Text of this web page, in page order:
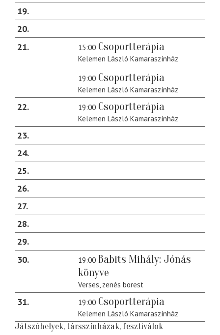
19
20
21
15:00 Csoportterápia
Kelemen László Kamaraszínház
19:00 Csoportterápia
Kelemen László Kamaraszínház
22 19:00 Csoportterápia
Kelemen László Kamaraszínház
23
24
25
26
27
28
29
30
19:00 Babits Mihály: Jónás
könyve
Verses, zenés borest
31 19:00 Csoportterápia
Kelemen László Kamaraszínház
Játszóhelyek, társszínházak, fesztiválok